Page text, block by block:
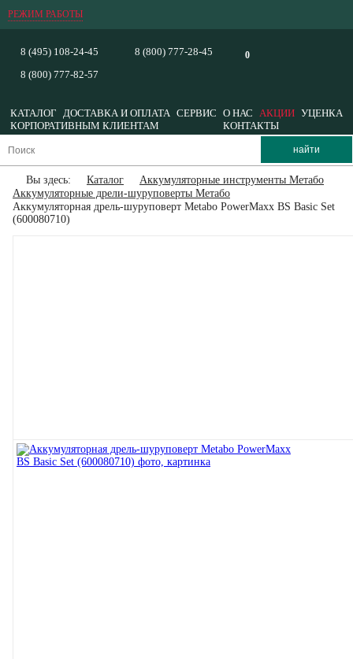
РЕЖИМ РАБОТЫ
0
8 (495) 108-24-45
8 (800) 777-82-57
8 (800) 777-28-45
КАТАЛОГ ДОСТАВКА И ОПЛАТА СЕРВИС О НАС АКЦИИ УЦЕНКА
КОРПОРАТИВНЫМ КЛИЕНТАМ
КОНТАКТЫ
Вы здесь: Каталог
Аккумуляторные инструменты Метабо
Аккумуляторные дрели-шуруповерты Метабо
Аккумуляторная дрель-шуруповерт Metabo PowerMaxx BS Basic Set
(600080710)